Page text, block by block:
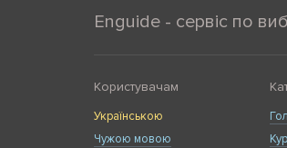
Enguide - сервіс по
Користувачам
Українською
Чужою мовою